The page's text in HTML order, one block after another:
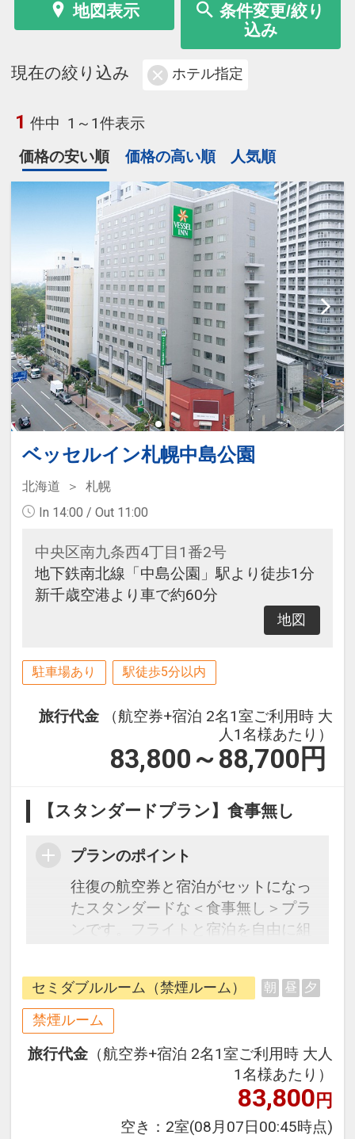
地図表示
条件変更/絞り
込み
現在の絞り込み ホテル指定
1 件中 1～1件表示
価格の安い順
価格の高い順 人気順
ベッセルイン札幌中島公園
北海道
札幌
In 14:00 / Out 11:00
中央区南九条西4丁目1番2号
地下鉄南北線「中島公園」駅より徒歩1分
新千歳空港より車で約60分
地図
駐車場あり 駅徒歩5分以内
旅行代金
（航空券+宿泊 2名1室ご利用時 大
人1名様あたり）
83,800～88,700 円
【スタンダードプラン】食事無し
プランのポイント
往復の航空券と宿泊がセットになっ
たスタンダードな＜食事無し＞プラ
ンです。フライトと宿泊を自由に組
ージだから、一都市滞在はもちろん
周遊旅行にも最適！
旅行期間中の1泊だけの宿泊や延
泊・飛び泊なども自由自在です。
フライトは、安心のJAL（または
JALグループ）確約！フライトマイ
オプションでレンタカーや現地交
セミダブルルーム（禁煙ルーム） 朝 昼 夕
禁煙ルーム
旅行代金 （航空券+宿泊 2名1室ご利用時 大人
1名様あたり）
83,800円
空き： 2室(08月07日00:45時点)